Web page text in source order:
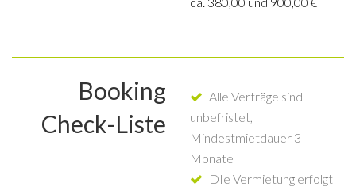
Booking
Check-Liste
Alle Verträge sind
unbefristet,
Mindestmietdauer 3
Monate
DIe Vermietung erfolgt